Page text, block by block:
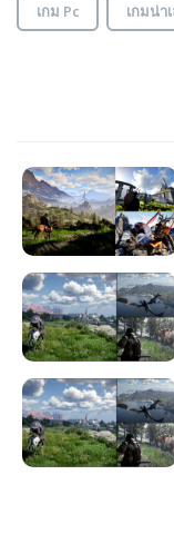
เกม Pc เกมน่า